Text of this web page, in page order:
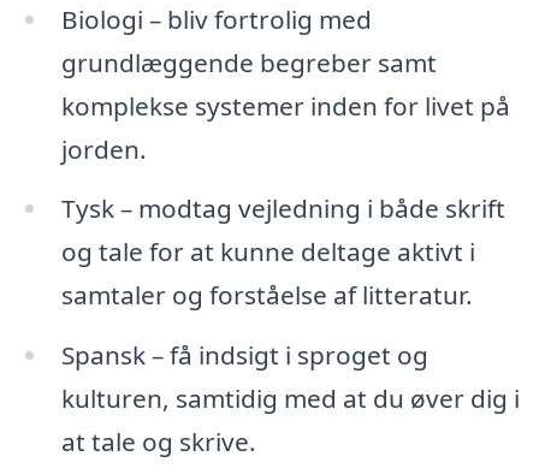
Biologi – bliv fortrolig med
grundlæggende begreber samt
komplekse systemer inden for livet på
jorden.
Tysk – modtag vejledning i både skrift
og tale for at kunne deltage aktivt i
samtaler og forståelse af litteratur.
Spansk – få indsigt i sproget og
kulturen, samtidig med at du øver dig i
at tale og skrive.